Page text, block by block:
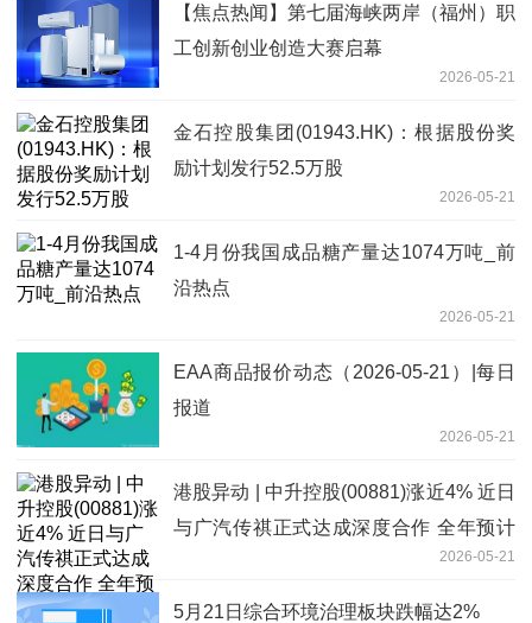
【焦点热闻】第七届海峡两岸（福州）职
工创新创业创造大赛启幕
2026-05-21
金石控股集团(01943.HK)：根据股份奖
励计划发行52.5万股
2026-05-21
1-4月份我国成品糖产量达1074万吨_前
沿热点
2026-05-21
EAA商品报价动态（2026-05-21）|每日
报道
2026-05-21
港股异动 | 中升控股(00881)涨近4% 近日
与广汽传祺正式达成深度合作 全年预计
2026-05-21
5月21日综合环境治理板块跌幅达2%